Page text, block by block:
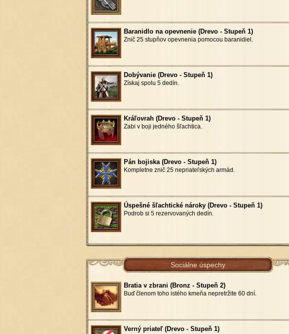
Baranidlo na opevnenie (Drevo - Stupeň 1)
Znič 25 stupňov opevnenia pomocou baranidiel.
Dobývanie (Drevo - Stupeň 1)
Získaj spolu 5 dedín.
Kráľovrah (Drevo - Stupeň 1)
Zabi v boji jedného šľachtica.
Pán bojiska (Drevo - Stupeň 1)
Kompletne znič 25 nepriateľských armád.
Úspešné šľachtické nároky (Drevo - Stupeň 1)
Podrob si 5 rezervovaných dedín.
Sociálne úspechy
Bratia v zbrani (Bronz - Stupeň 2)
Buď členom toho istého kmeňa nepretržite 60 dní.
Verný priateľ (Drevo - Stupeň 1)